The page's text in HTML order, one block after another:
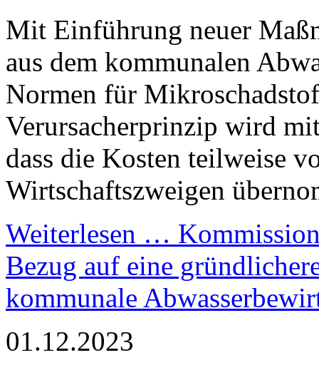
Mit Einführung neuer
aus dem kommunalen
Normen für
Verursacherprinzip wird
dass die Kosten teilweise
Wirtschaftszweigen
Weiterlesen …
Bezug auf eine
kommunale
01.12.2023